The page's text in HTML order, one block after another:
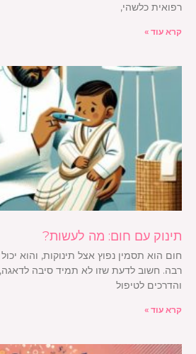
רפואית כלשהי,
קרא עוד »
תינוק עם חום: מה לעשות?
חום הוא תסמין נפוץ אצל תינוקות, והוא
רבה. חשוב לדעת שזו לא תמיד סיבה
והדרכים לטיפול
קרא עוד »